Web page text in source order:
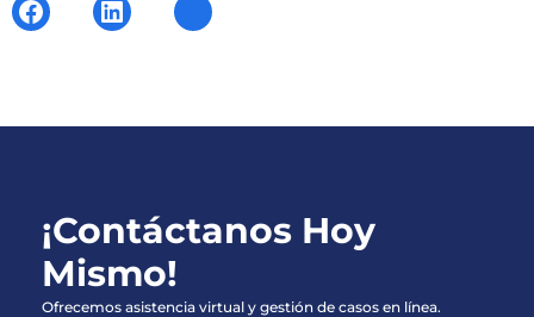
¡Contáctanos Hoy
Mismo!
Ofrecemos asistencia virtual y gestión de casos en línea.